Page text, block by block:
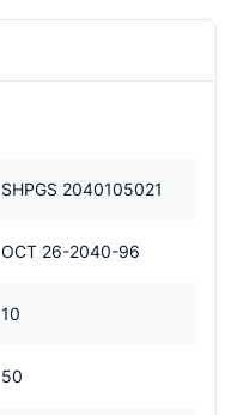
SHPGS 2040105021
ОСТ 26-2040-96
10
50